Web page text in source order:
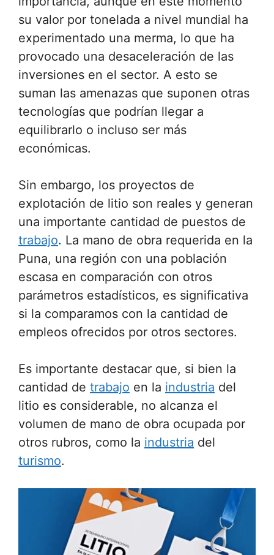
su valor por tonelada a nivel mundial ha
experimentado una merma, lo que ha
provocado una desaceleración de las
inversiones en el sector. A esto se
suman las amenazas que suponen otras
tecnologías que podrían llegar a
equilibrarlo o incluso ser más
económicas.
Sin embargo, los proyectos de
explotación de litio son reales y generan
una importante cantidad de puestos de
trabajo. La mano de obra requerida en la
Puna, una región con una población
escasa en comparación con otros
parámetros estadísticos, es significativa
si la comparamos con la cantidad de
empleos ofrecidos por otros sectores.
Es importante destacar que, si bien la
cantidad de trabajo en la industria del
litio es considerable, no alcanza el
volumen de mano de obra ocupada por
otros rubros, como la industria del
turismo.